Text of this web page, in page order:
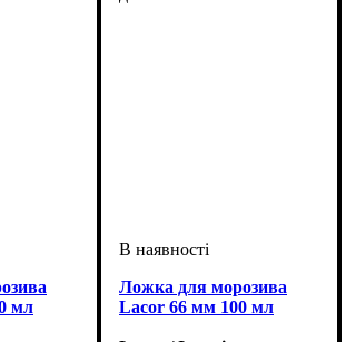
мл
Ложка для морозива
Lacor 66 мм 100 мл